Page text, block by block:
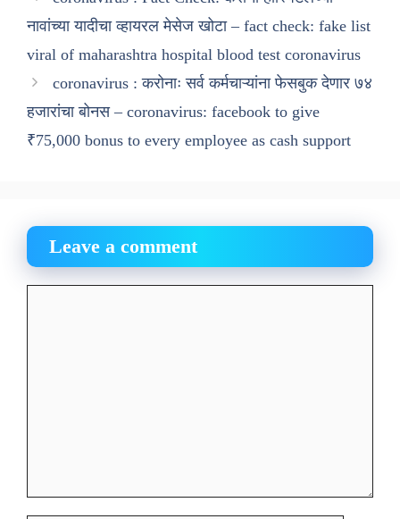
नावांच्या यादीचा व्हायरल मेसेज खोटा – fact check: fake list
viral of maharashtra hospital blood test coronavirus
coronavirus : करोनाः सर्व कर्मचाऱ्यांना फेसबुक देणार ७४
हजारांचा बोनस – coronavirus: facebook to give
₹75,000 bonus to every employee as cash support
Leave a comment